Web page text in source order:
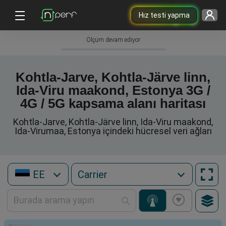
Hız testi yapma
Ölçüm devam ediyor
Kohtla-Jarve, Kohtla-Järve linn,
Ida-Viru maakond, Estonya 3G /
4G / 5G kapsama alanı haritası
Kohtla-Jarve, Kohtla-Järve linn, Ida-Viru maakond,
Ida-Virumaa, Estonya içindeki hücresel veri ağları
EE